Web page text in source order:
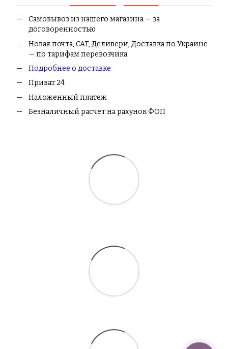
Самовывоз из нашего магазина — за
договоренностью
Новая почта, CAT, Деливери, Доставка по Украине
— по тарифам перевозчика
Подробнее о доставке
Приват 24
Наложенный платеж
Безналичный расчет на рахунок ФОП